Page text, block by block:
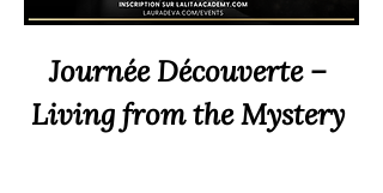
Journée Découverte –
Living from the Mystery